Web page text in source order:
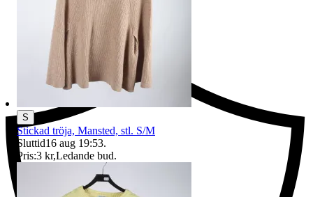
Ersättning om du inte får din vara
S
Stickad tröja, Mansted, stl. S/M
Sluttid16 aug 19:53.
Pris:3 kr,Ledande bud.